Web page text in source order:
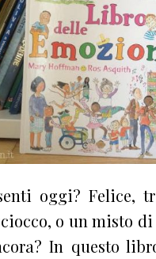
oggi? Felice,
o un misto
In questo